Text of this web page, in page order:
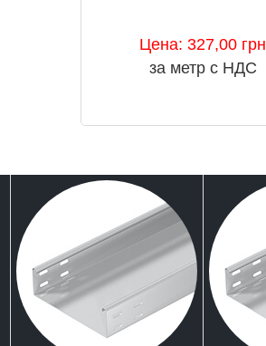
Цена: 327,00 грн
за метр с НДС